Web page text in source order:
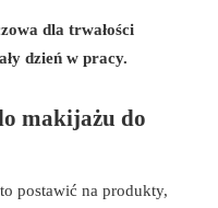
dla trwałości
dzień w pracy.
makijażu do
postawić na produkty,